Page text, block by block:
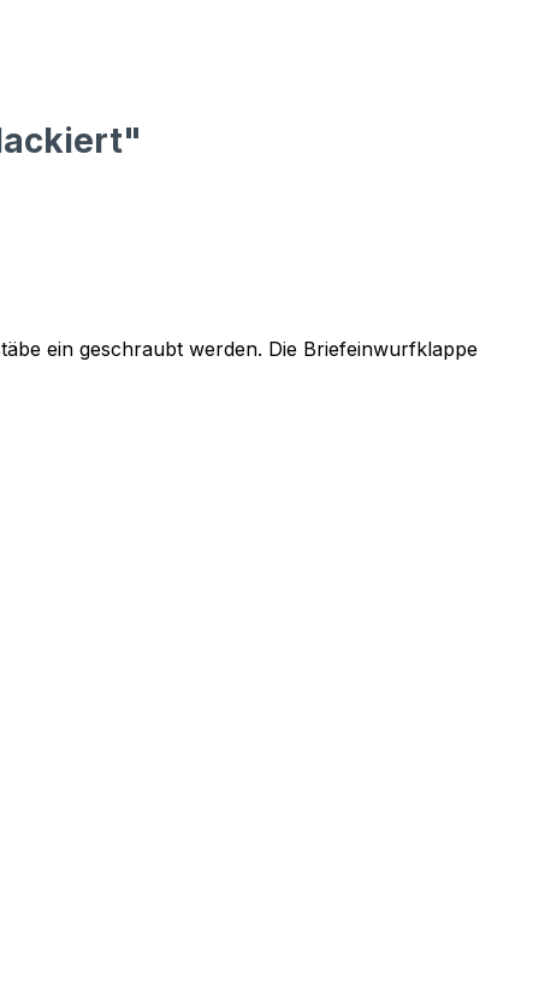
ein geschraubt werden. Die Briefeinwurfklappe